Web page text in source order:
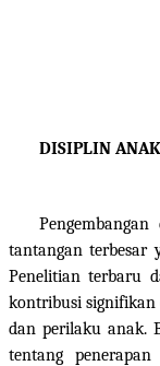
DISIPLIN
tantangan terbesar
Penelitian terbaru
kontribusi signifikan
dan perilaku anak.
tentang